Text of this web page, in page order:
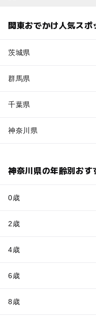
関東おでかけ人気スポ
茨城県
群馬県
千葉県
神奈川県
神奈川県の年齢別おす
0歳
2歳
4歳
6歳
8歳